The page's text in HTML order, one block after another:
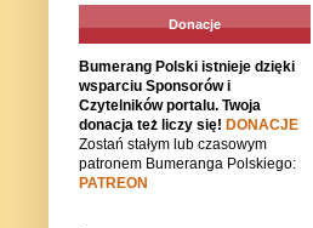
Donacje
Bumerang Polski istnieje dzięki
wsparciu Sponsorów i
Czytelników portalu. Twoja
donacja też liczy się! DONACJE
Zostań stałym lub czasowym
patronem Bumeranga Polskiego:
PATREON